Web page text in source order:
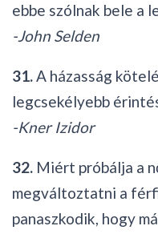
ebbe szólnak bele a
-John Selden
31.A házasság
legcsekélyebb
-Kner Izidor
32. Miért próbálja a
megváltoztatni a
panaszkodik, hogy